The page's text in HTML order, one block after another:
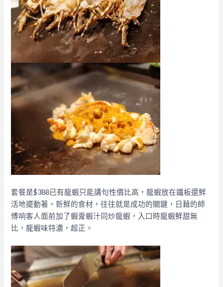
套餐是$388已有龍蝦只能講句性價比高，龍蝦放在鐵板還鮮
活地擺動著。新鮮的食材，往往就是成功的關鍵，日藉的師
傅响客人面前加了蝦膏蝦汁同炒龍蝦，入口時龍蝦鮮甜無
比，龍蝦味特濃，超正。